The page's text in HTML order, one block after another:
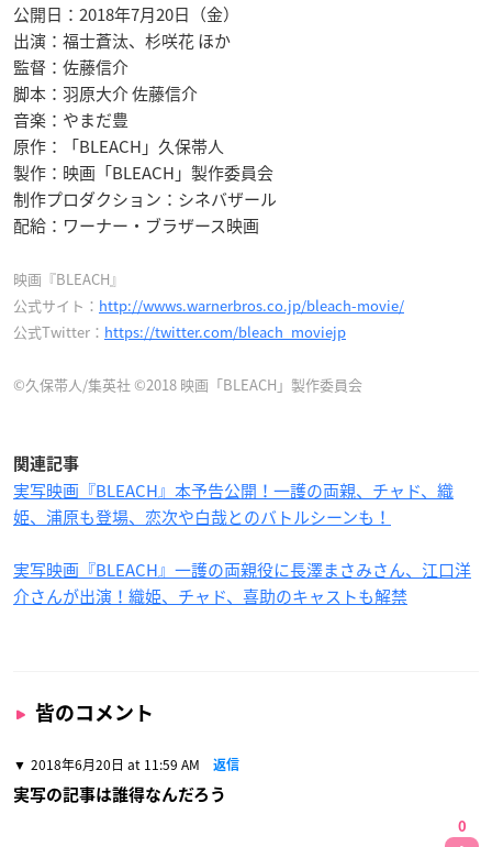
公開日：2018年7月20日（金）
出演：福士蒼汰、杉咲花 ほか
監督：佐藤信介
脚本：羽原大介 佐藤信介
音楽：やまだ豊
原作：「BLEACH」久保帯人
製作：映画「BLEACH」製作委員会
制作プロダクション：シネバザール
配給：ワーナー・ブラザース映画
映画『BLEACH』
公式サイト： http://wwws.warnerbros.co.jp/bleach-movie/
公式Twitter： https://twitter.com/bleach_moviejp
©久保帯人/集英社 ©2018 映画「BLEACH」製作委員会
関連記事
実写映画『BLEACH』本予告公開！一護の両親、チャド、織
姫、浦原も登場、恋次や白哉とのバトルシーンも！
実写映画『BLEACH』一護の両親役に長澤まさみさん、江口洋
介さんが出演！織姫、チャド、喜助のキャストも解禁
皆のコメント
2018年6月20日 at 11:59 AM 返信
実写の記事は誰得なんだろう
0